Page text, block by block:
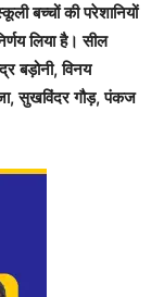
बच्चों की परेशानियों
लिया है। सील
बड़ोनी, विनय
सुखविंदर गौड़, पंकज